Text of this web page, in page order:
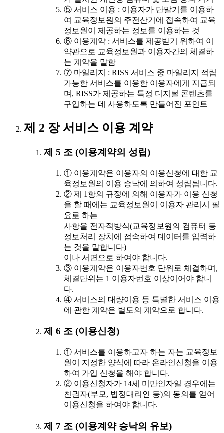
⑤ 서비스 이용 : 이용자가 단말기를 이용하
여 교육정보원의 주전산기에 접속하여 교육
정보원이 제공하는 정보를 이용하는 것
⑥ 이용계약 : 서비스를 제공받기 위하여 이
약관으로 교육정보원과 이용자간의 체결하
는 계약을 말함
⑦ 마일리지 : RISS 서비스 중 마일리지 적립
가능한 서비스를 이용한 이용자에게 지급되
며, RISS가 제공하는 특정 디지털 콘텐츠를
구입하는 데 사용하도록 만들어진 포인트
제 2 장 서비스 이용 계약
제 5 조 (이용계약의 성립)
① 이용계약은 이용자의 이용신청에 대한 교
육정보원의 이용 승낙에 의하여 성립됩니다.
② 제 1항의 규정에 의해 이용자가 이용 신청
을 할 때에는 교육정보원이 이용자 관리시 필
요로 하는
사항을 전자적방식(교육정보원의 컴퓨터 등
정보처리 장치에 접속하여 데이터를 입력하
는 것을 말합니다)
이나 서면으로 하여야 합니다.
③ 이용계약은 이용자번호 단위로 체결하며,
체결단위는 1 이용자번호 이상이어야 합니
다.
④ 서비스의 대량이용 등 특별한 서비스 이용
에 관한 계약은 별도의 계약으로 합니다.
제 6 조 (이용신청)
① 서비스를 이용하고자 하는 자는 교육정보
원이 지정한 양식에 따라 온라인신청을 이용
하여 가입 신청을 해야 합니다.
② 이용신청자가 14세 미만인자일 경우에는
친권자(부모, 법정대리인 등)의 동의를 얻어
이용신청을 하여야 합니다.
제 7 조 (이용계약 승낙의 유보)